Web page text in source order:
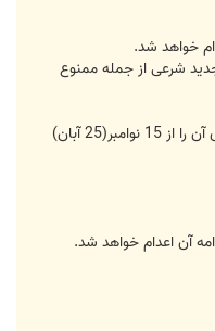
شرعی از جمله ممنوع
گروه تروریستی موسوم به دولت اسلامی عراق و شام (داعش)، در بیانیه‌ای فتواهای عجیبی با عنوان "قوانین شرعی" را برای اجرا در شهر رقه در شمال شرق سوریه ابلاغ و اجرای آن را از 15 نوامبر(25 آبان)